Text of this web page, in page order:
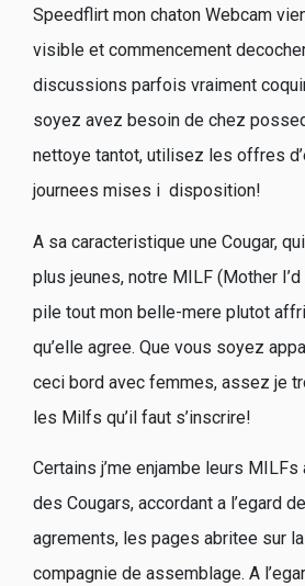
Speedflirt mon chaton Webcam
visible et commencement
discussions parfois vraiment
soyez avez besoin de chez
nettoye tantot, utilisez les offres
journees mises i disposition!
A sa caracteristique une Cougar,
plus jeunes, notre MILF (Mother
pile tout mon belle-mere plutot
qu’elle agree. Que vous soyez
ceci bord avec femmes, assez je
les Milfs qu’il faut s’inscrire!
Certains j’me enjambe leurs MILFs
des Cougars, accordant a l’egard
agrements, les pages abritee sur
compagnie de assemblage. A